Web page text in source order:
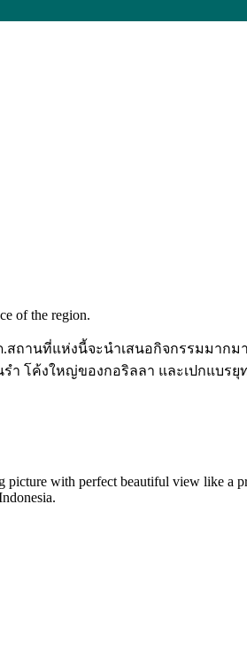
of the region.
ด.สถานที่แห่งนี้จะนำเสนอกิจกรรมมาก
ำ โค้งใหญ่ของกอริลลา และเปกแบร
with perfect beautiful view like a